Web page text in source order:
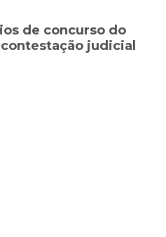
de concurso do
judicial